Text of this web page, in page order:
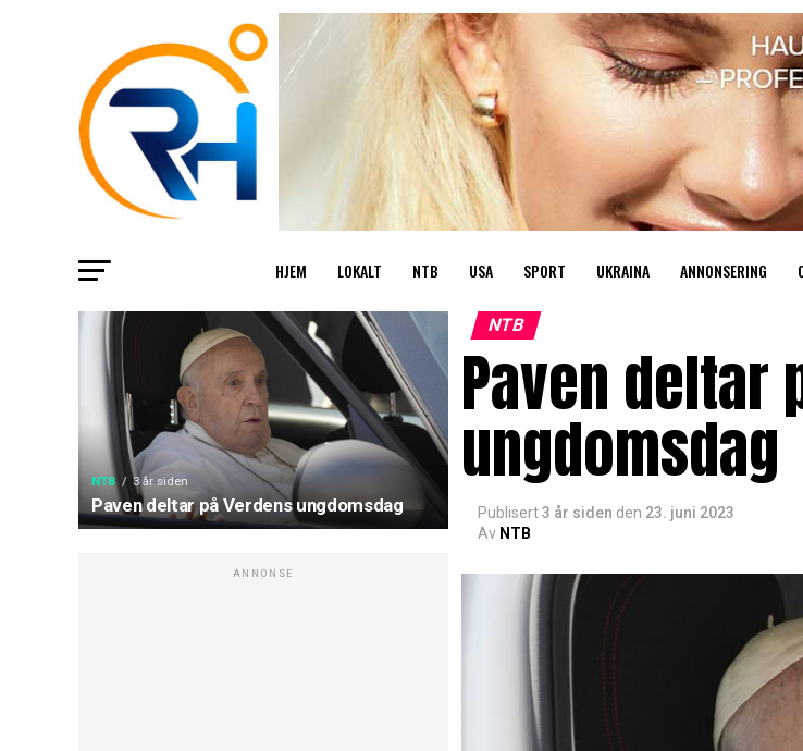
HJEM LOKALT NTB USA SPORT UKRAINA ANNONSERING
NTB 3 år siden
Paven deltar på Verdens ungdomsdag
ANNONSE
NTB
Paven deltar
ungdomsdag
Publisert3 år siden den 23. juni 2023
Av NTB